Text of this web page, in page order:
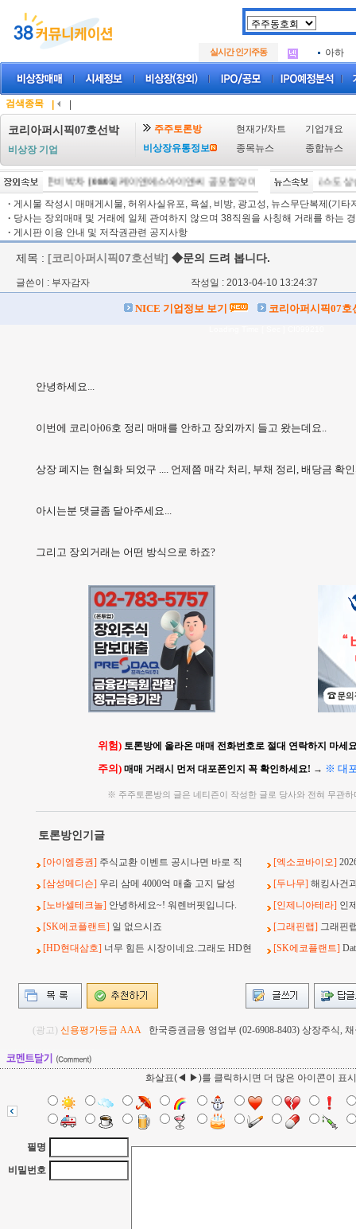
실시간 인기주동
.
삼성메
아하
.
삼성메
검색종목
코리아퍼시픽07호선박
비상장 기업
주주토론방 현재가/차트
기업개요
비상장유통정보
종목뉴스 종합뉴스
임상 준비 박차 [08/05]케이앤에스아이앤씨 공모청약 마감날 청약경쟁률 [08/05]
하락 마감 [08:57]코스피, 외인·기관 저가 매수에 6400선 터치… 삼전닉스도 상승
· 게시물 작성시 매매게시물, 허위사실유포, 욕설, 비방, 광고성, 뉴스무단복제(기타
· 당사는 장외매매 및 거래에 일체 관여하지 않으며 38직원을 사칭해 거래를 하는
· 게시판 이용 안내 및 저작권관련 공지사항
제목 : [코리아퍼시픽07호선박] ◆문의 드려 봅니다.
글쓴이 : 부자감자 작성일 : 2013-04-10 13:24:37
NICE 기업정보 보기 코리아퍼시픽07호
안녕하세요...
이번에 코리아06호 정리 매매를 안하고 장외까지 들고 왔는데요..
상장 폐지는 현실화 되었구 .... 언제쯤 매각 처리, 부채 정리, 배당금 확
아시는분 댓글좀 달아주세요...
그리고 장외거래는 어떤 방식으로 하죠?
위험) 토론방에 올라온 매매 전화번호로 절대 연락하지 마세
주의) 매매 거래시 먼저 대포폰인지 꼭 확인하세요! → ※ 대
※ 주주토론방의 글은 네티즌이 작성한 글로 당사와 전혀 무관
토론방인기글
[아이엠증권] 주식교환 이벤트 공시나면 바로 직 [엑소코바이오]
[삼성메디슨] 우리 삼메 4000억 매출 고지 달성 [두나무] 해킹사건
[노바셀테크놀] 안녕하세요~! 워렌버핏입니다. [인제니아테라] 인
[SK에코플랜트] 일 없으시죠 [그래핀랩] 그래핀
[HD현대삼호] 너무 힘든 시장이네요.그래도 HD현 [SK에코플랜트]
(광고) 신용평가등급 AAA 한국증권금융 영업부 (02-6908-8403) 상장주식,
화살표(◀ ▶)를 클릭하시면 더 많은 아이콘이 표
필명
비밀번호